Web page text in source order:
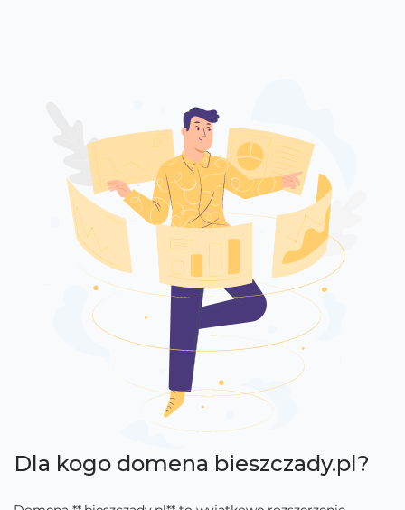
Dla kogo domena bieszczady.pl?